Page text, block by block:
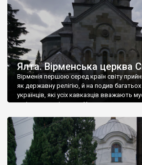
Ялта. Вірменська церква
Вірменія першою серед країн світу
як державну релігію, й на подив багатьох
українців, які усіх кавказців вважають
є відданими вірянами Христа